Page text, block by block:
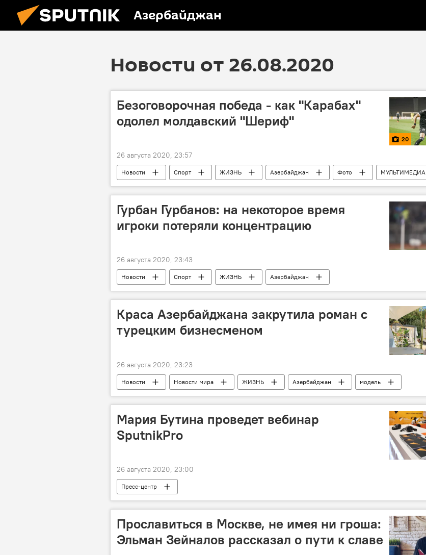
Азербайджан
Новости от 26.08.2020
Безоговорочная победа - как "Карабах"
одолел молдавский "Шериф"
20
26 августа 2020, 23:57
Новости Спорт ЖИЗНЬ Азербайджан Фото МУЛЬТИМЕДИА
Гурбан Гурбанов: на некоторое время
игроки потеряли концентрацию
26 августа 2020, 23:43
Новости Спорт ЖИЗНЬ Азербайджан
Краса Азербайджана закрутила роман с
турецким бизнесменом
26 августа 2020, 23:23
Новости Новости мира ЖИЗНЬ Азербайджан
модель
азербайджанка
Бизнесмен возлюбленный
Мария Бутина проведет вебинар
SputnikPro
26 августа 2020, 23:00
Пресс-центр
Прославиться в Москве, не имея ни гроша:
Эльман Зейналов рассказал о пути к славе